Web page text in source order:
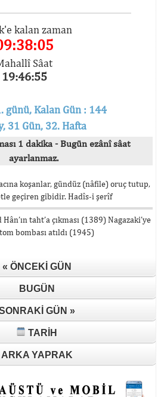
kalan zaman
Sâat
19:46:55
günü, Kalan Gün : 144
31 Gün, 32. Hafta
1 dakika - Bugün ezânî sâat
ayarlanmaz.
koşanlar, gündüz (nâfile) oruç tutup,
geçiren gibidir. Hadîs-i şerîf
taht’a çıkması (1389) Nagazaki’ye
bombası atıldı (1945)
« ÖNCEKI GÜN
BUGÜN
GÜN »
TARIH
ARKA YAPRAK